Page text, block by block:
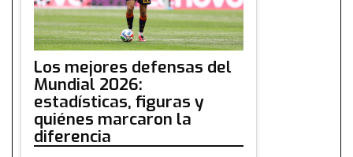
Los mejores defensas del
Mundial 2026:
estadísticas, figuras y
quiénes marcaron la
diferencia